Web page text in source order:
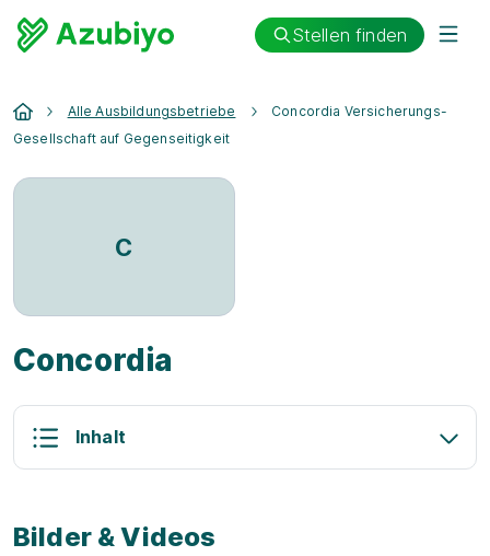
Stellen finden
Alle Ausbildungsbetriebe
Concordia Versicherungs-
Gesellschaft auf Gegenseitigkeit
C
Concordia
Inhalt
Bilder & Videos